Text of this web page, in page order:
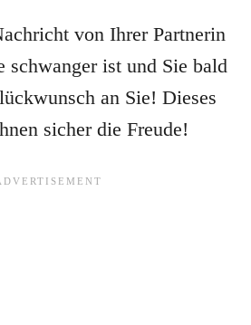
von Ihrer Partnerin
schwanger ist und Sie bald
an Sie! Dieses
sicher die Freude!